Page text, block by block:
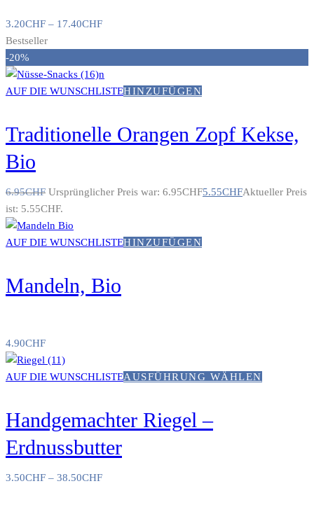
3.20CHF – 17.40CHF
Bestseller
-20%
AUF DIE WUNSCHLISTEHINZUFÜGEN
Traditionelle Orangen Zopf Kekse,
Bio
6.95CHF Ursprünglicher Preis war: 6.95CHF5.55CHFAktueller Preis
ist: 5.55CHF.
AUF DIE WUNSCHLISTEHINZUFÜGEN
Mandeln, Bio
4.90CHF
AUF DIE WUNSCHLISTEAUSFÜHRUNG WÄHLEN
Handgemachter Riegel –
Erdnussbutter
3.50CHF – 38.50CHF